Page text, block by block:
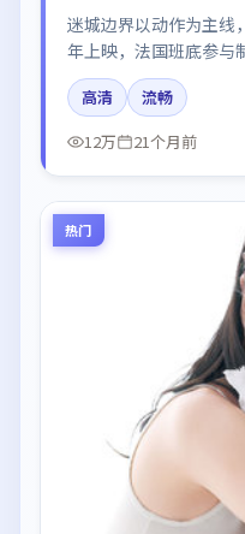
迷城边界以动作为主线
年上映，法国班底参与
刘亦菲在片中呈现细腻
辑强化了情绪曲线。
高清
流畅
12万
21个月前
热门